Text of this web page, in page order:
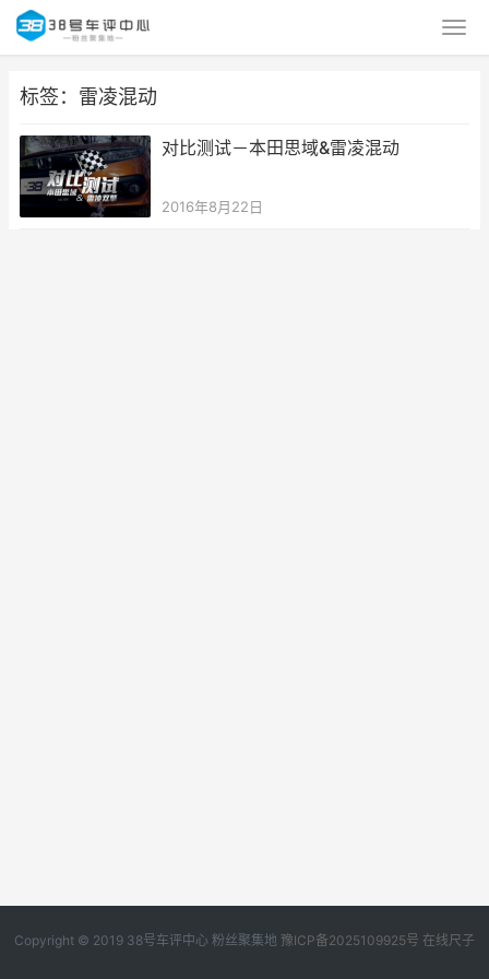
标签：雷凌混动
对比测试－本田思域&雷凌混动
2016年8月22日
Copyright © 2019 38号车评中心 粉丝聚集地 豫ICP备2025109925号 在线尺子